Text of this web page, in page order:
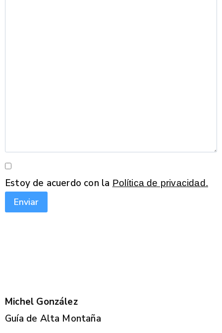
Estoy de acuerdo con la Política de privacidad.
Enviar
Michel González
Guía de Alta Montaña